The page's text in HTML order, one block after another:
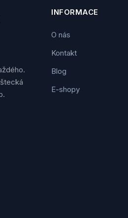
INFORMACE
O nás
Kontakt
Blog
E-shopy